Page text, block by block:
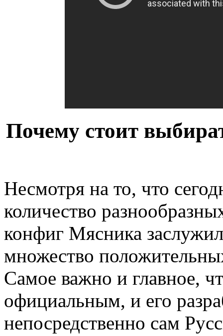
Почему стоит
Несмотря на то, что
количество
конфиг Мясника
множество
Самое важно и главное,
официальным, и его
непосредственно сам